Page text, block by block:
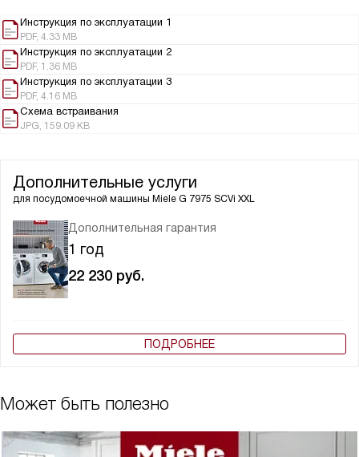
Инструкция по эксплуатации 1
PDF, 4.33 MB
Инструкция по эксплуатации 2
PDF, 1.36 MB
Инструкция по эксплуатации 3
PDF, 4.16 MB
Схема встраивания
JPG, 159.09 KB
Дополнительные услуги
для посудомоечной машины Miele G 7975 SCVi XXL
Дополнительная гарантия
1 год
22 230 руб.
ПОДРОБНЕЕ
Может быть полезно